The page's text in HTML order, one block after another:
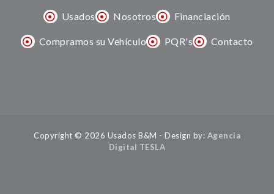
Usados Nosotros Financiación
Compramos su Vehículo PQR's Contacto
Copyright © 2026 Usados B&M - Design by: Agencia
Digital TESLA